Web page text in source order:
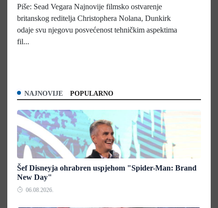
Piše: Sead Vegara Najnovije filmsko ostvarenje
britanskog reditelja Christophera Nolana, Dunkirk
odaje svu njegovu posvećenost tehničkim aspektima
fil...
NAJNOVIJE POPULARNO
Šef Disneyja ohrabren uspjehom "Spider-Man: Brand
New Day"
06.08.2026.